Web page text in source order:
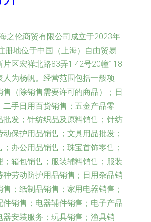
之伦商贸有限公司成立于2023年
册地位于中国（上海）自由贸易
片区宏祥北路83弄1-42号20幢118
人为杨帆。经营范围包括一般项
售（除销售需要许可的商品）；日
二手日用百货销售；五金产品零
批发；针纺织品及原料销售；针纺
保护用品销售；文具用品批发；
办公用品销售；珠宝首饰零售；
；箱包销售；服装辅料销售；服装
种劳动防护用品销售；日用杂品销
；纸制品销售；家用电器销售；
件销售；电器辅件销售；电子产品
器安装服务；玩具销售；渔具销